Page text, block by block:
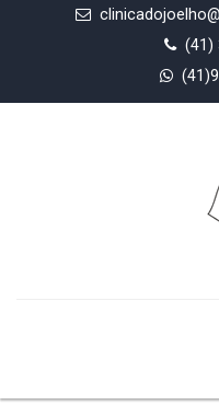
(41)